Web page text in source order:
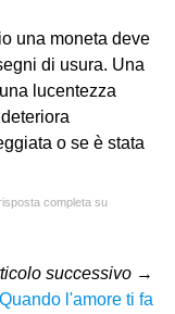
una moneta deve
di usura. Una
lucentezza
o se è stata
completa su
successivo →
Quando l'amore ti fa